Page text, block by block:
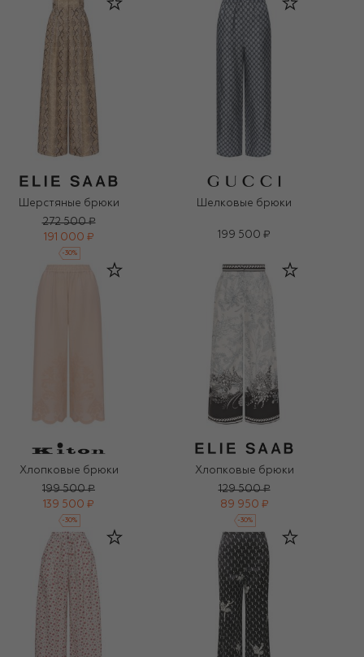
Шерстяные брюки
272 500 ₽
191 000 ₽
-30%
Шелковые брюки
199 500 ₽
Хлопковые брюки
199 500 ₽
139 500 ₽
-30%
Хлопковые брюки
129 500 ₽
89 950 ₽
-30%